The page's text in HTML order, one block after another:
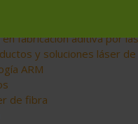
de Europa la tecnología
fabricación aditiva por
y soluciones láser
ARM
de fibra